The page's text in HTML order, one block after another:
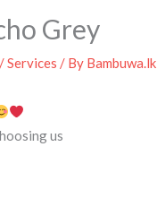
Grey
/Services / By Bambuwa.lk
us